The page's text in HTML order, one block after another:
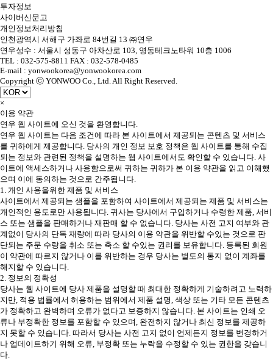
투자정보
사이버신문고
개인정보처리방침
인천광역시 서해구 가좌로 84번길 13 ㈜연우
연우성수 : 서울시 성동구 아차산로 103, 영동테크노타워 10층 1006
TEL : 032-575-8811 FAX : 032-578-0485
E-mail : yonwookorea@yonwookorea.com
Copyright ⓒ YONWOO Co., Ltd. All Right Reserved.
×
이용 약관
연우 웹 사이트에 오신 것을 환영합니다.
연우 웹 사이트는 다음 조건에 따라 본 사이트에서 제공되는 콘텐츠 및 서비스
를 귀하에게 제공합니다. 당사의 개인 정보 보호 정책은 웹 사이트를 통해 수집
되는 정보와 관련된 정책을 설명하는 웹 사이트에서도 확인할 수 있습니다. 사
이트에 액세스하거나 사용함으로써 귀하는 귀하가 본 이용 약관을 읽고 이해했
으며 이에 동의하는 것으로 간주됩니다.
1. 개인 사용을위한 제품 및 서비스
사이트에서 제공되는 샘플을 포함하여 사이트에서 제공되는 제품 및 서비스는
개인적인 용도로만 사용됩니다. 귀사는 당사에서 구입하거나 수령한 제품, 서비
스 또는 샘플을 판매하거나 재판매 할 수 없습니다. 당사는 사전 고지 여부와 관
계없이 당사의 단독 재량에 따라 당사의 이용 약관을 위반할 수있는 것으로 판
단되는 주문 수량을 취소 또는 축소 할 수있는 권리를 보유합니다. 등록된 회원
이 약관에 따르지 않거나 이를 위반하는 경우 당사는 별도의 통지 없이 계좌를
해지할 수 있습니다.
2. 정보의 정확성
당사는 웹 사이트에 당사 제품을 설명할 때 최대한 정확하게 기술하려고 노력하
지만, 적용 법률에서 허용하는 범위에서 제품 설명, 색상 또는 기타 모든 콘텐츠
가 정확하고 완벽하며 오류가 없다고 보증하지 않습니다. 본 사이트는 인쇄 오
류나 부정확한 정보를 포함할 수 있으며, 완전하지 않거나 최신 정보를 제공하
지 못할 수 있습니다. 따라서 당사는 사전 고지 없이 언제든지 정보를 변경하거
나 업데이트하기 위해 오류, 부정확 또는 누락을 수정할 수 있는 권한을 갖습니
다.